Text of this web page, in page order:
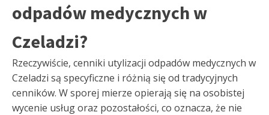
odpadów medycznych w
Czeladzi?
Rzeczywiście, cenniki utylizacji odpadów medycznych w
Czeladzi są specyficzne i różnią się od tradycyjnych
cenników. W sporej mierze opierają się na osobistej
wycenie usług oraz pozostałości, co oznacza, że nie